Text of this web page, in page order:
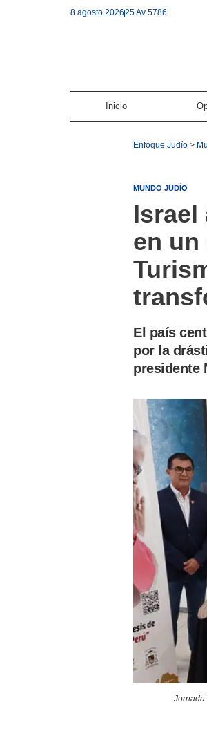
8 agosto 202625 Av 5786
Inicio
Enfoque Judío >
MUNDO JUDÍO
Israel
en un
El país
por la
presidente
Jornada